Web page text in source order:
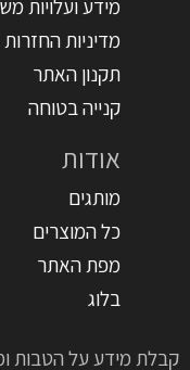
מידע ועלויות
מדיניות החזרות
תקנון האתר
קנייה בטוחה
אודות
מותגים
כל המוצרים
מפת האתר
בלוג
קבלת מידע על הטבות